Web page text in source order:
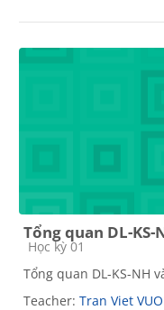
Tổng quan DL-KS-
Course category
Học kỳ 01
Tổng quan DL-KS-NH
Teacher: Tran Viet